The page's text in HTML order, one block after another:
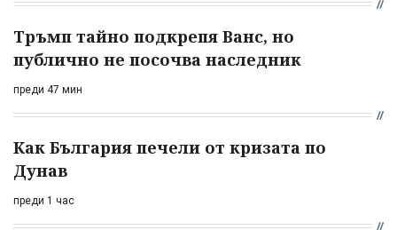
Тръмп тайно подкрепя Ванс, но
публично не посочва наследник
преди 47 мин
Как България печели от кризата по
Дунав
преди 1 час